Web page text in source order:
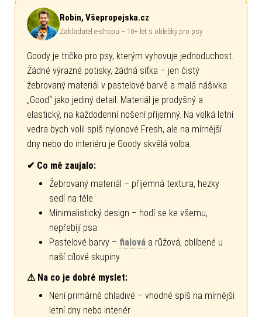
Robin, Všepropejska.cz
Zakladatel e-shopu – 10+ let s oblečky pro psy
Goody je tričko pro psy, kterým vyhovuje jednoduchost.
Žádné výrazné potisky, žádná síťka – jen čistý
žebrovaný materiál v pastelové barvě a malá nášivka
„Good“ jako jediný detail. Materiál je prodyšný a
elastický, na každodenní nošení příjemný. Na velká letní
vedra bych volil spíš nylonové Fresh, ale na mírnější
dny nebo do interiéru je Goody skvělá volba.
✔ Co mě zaujalo:
Žebrovaný materiál – příjemná textura, hezky
sedí na těle
Minimalistický design – hodí se ke všemu,
nepřebíjí psa
Pastelové barvy – fialová a růžová, oblíbené u
naší cílové skupiny
⚠ Na co je dobré myslet:
Není primárně chladivé – vhodné spíš na mírnější
letní dny nebo interiér